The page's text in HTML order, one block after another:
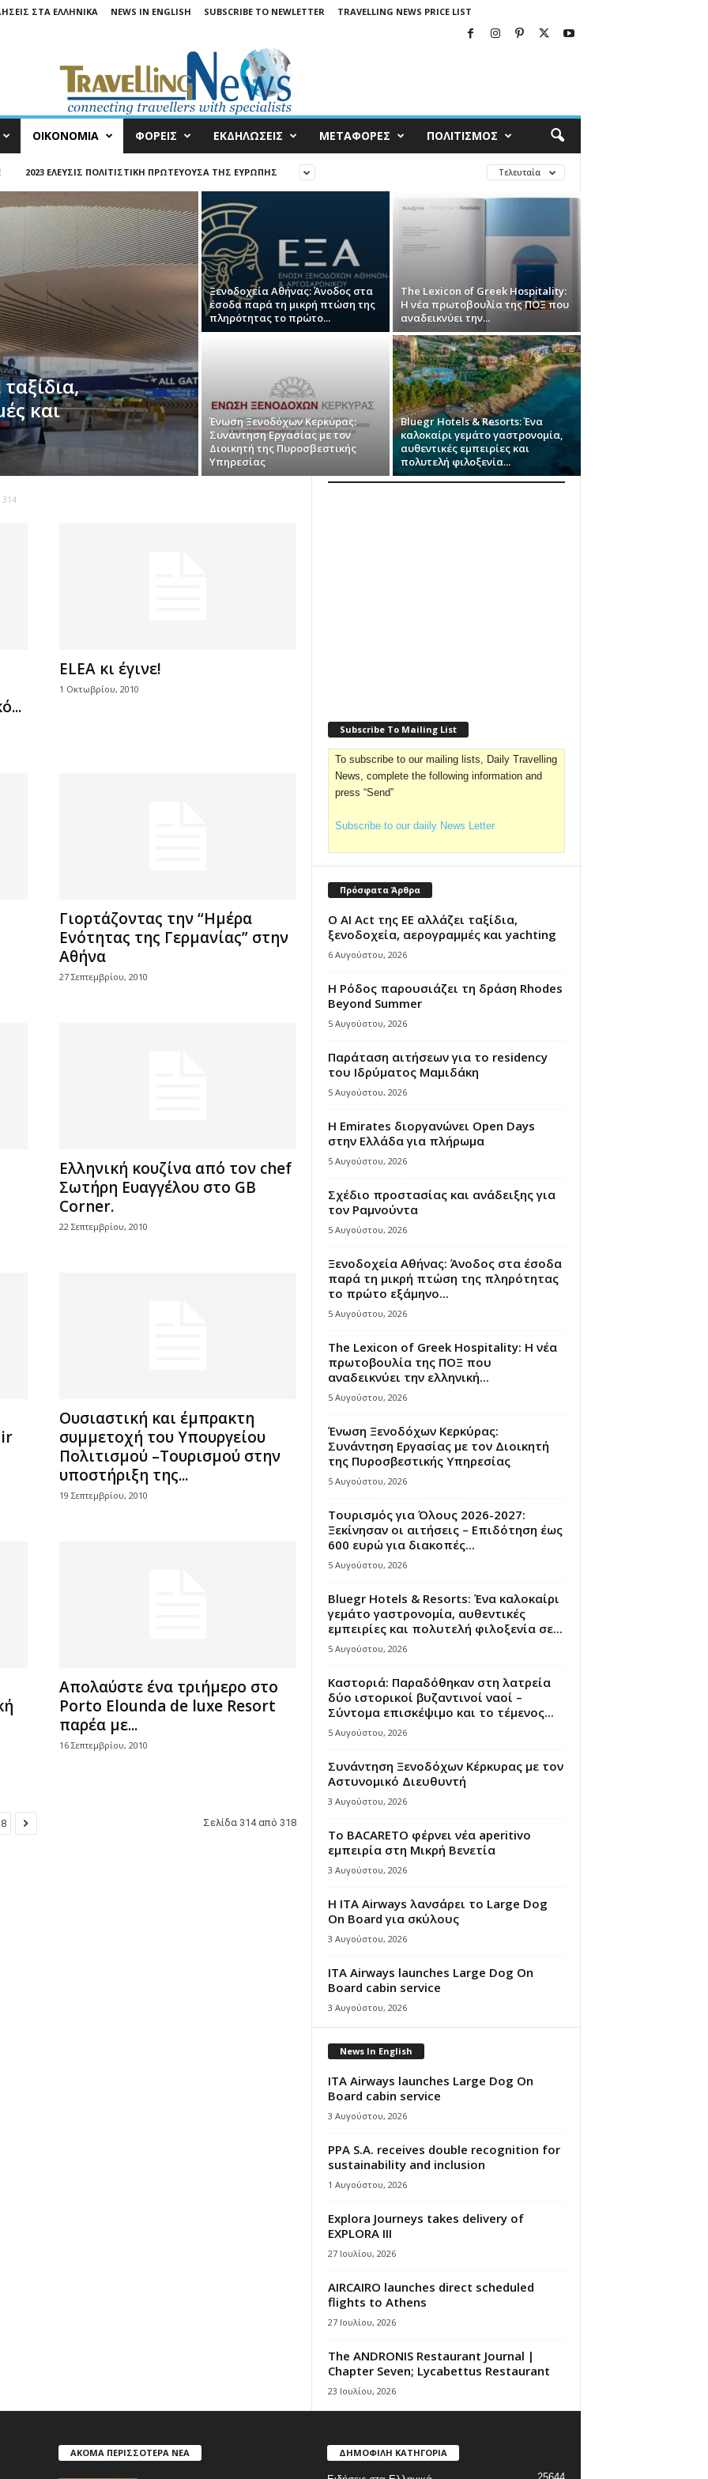
ΣΤΑ ΕΛΛΗΝΙΚΆ NEWS IN ENGLISH SUBSCRIBE TO NEWLETTER TRAVELLING NEWS PRICE LIST
ΟΙΚΟΝΟΜΙΑ ΦΟΡΕΙΣ ΕΚΔΗΛΩΣΕΙΣ ΜΕΤΑΦΟΡΕΣ ΠΟΛΙΤΙΣΜΟΣ
2023 ΕΛΕΥΣΊΣ ΠΟΛΙΤΙΣΤΙΚΉ ΠΡΩΤΕΎΟΥΣΑ ΤΗΣ ΕΥΡΏΠΗΣ Τελευταία
και
Ξενοδοχεία Αθήνας: Άνοδος στα
έσοδα παρά τη μικρή πτώση της
πληρότητας το πρώτο...
The Lexicon of Greek Hospitality:
Η νέα πρωτοβουλία της ΠΟΞ που
αναδεικνύει την...
Ένωση Ξενοδόχων Κερκύρας:
Συνάντηση Εργασίας με τον
Διοικητή της Πυροσβεστικής
Υπηρεσίας
Bluegr Hotels & Resorts: Ένα
καλοκαίρι γεμάτο γαστρονομία,
αυθεντικές εμπειρίες και
πολυτελή φιλοξενία...
314
ELEA κι έγινε!
1 Οκτωβρίου, 2010
Γιορτάζοντας την “Ημέρα
Ενότητας της Γερμανίας” στην
Αθήνα
27 Σεπτεμβρίου, 2010
Ελληνική κουζίνα από τον chef
Σωτήρη Ευαγγέλου στο GB
Corner.
22 Σεπτεμβρίου, 2010
Ουσιαστική και έμπρακτη
συμμετοχή του Υπουργείου
Πολιτισμού –Τουρισμού στην
υποστήριξη της...
19 Σεπτεμβρίου, 2010
Απολαύστε ένα τριήμερο στο
Porto Elounda de luxe Resort
παρέα με...
16 Σεπτεμβρίου, 2010
Σελίδα 314 από 318
Subscribe To Mailing List
To subscribe to our mailing lists, Daily Travelling
News, complete the following information and
press “Send”
Subscribe to our daiily News Letter
Πρόσφατα Άρθρα
Ο AI Act της ΕΕ αλλάζει ταξίδια,
ξενοδοχεία, αερογραμμές και yachting
6 Αυγούστου, 2026
Η Ρόδος παρουσιάζει τη δράση Rhodes
Beyond Summer
5 Αυγούστου, 2026
Παράταση αιτήσεων για το residency
του Ιδρύματος Μαμιδάκη
5 Αυγούστου, 2026
Η Emirates διοργανώνει Open Days
στην Ελλάδα για πλήρωμα
5 Αυγούστου, 2026
Σχέδιο προστασίας και ανάδειξης για
τον Ραμνούντα
5 Αυγούστου, 2026
Ξενοδοχεία Αθήνας: Άνοδος στα έσοδα
παρά τη μικρή πτώση της πληρότητας
το πρώτο εξάμηνο...
5 Αυγούστου, 2026
The Lexicon of Greek Hospitality: Η νέα
πρωτοβουλία της ΠΟΞ που
αναδεικνύει την ελληνική...
5 Αυγούστου, 2026
Ένωση Ξενοδόχων Κερκύρας:
Συνάντηση Εργασίας με τον Διοικητή
της Πυροσβεστικής Υπηρεσίας
5 Αυγούστου, 2026
Τουρισμός για Όλους 2026-2027:
Ξεκίνησαν οι αιτήσεις – Επιδότηση έως
600 ευρώ για διακοπές...
5 Αυγούστου, 2026
Bluegr Hotels & Resorts: Ένα καλοκαίρι
γεμάτο γαστρονομία, αυθεντικές
εμπειρίες και πολυτελή φιλοξενία σε...
5 Αυγούστου, 2026
Καστοριά: Παραδόθηκαν στη λατρεία
δύο ιστορικοί βυζαντινοί ναοί –
Σύντομα επισκέψιμο και το τέμενος...
5 Αυγούστου, 2026
Συνάντηση Ξενοδόχων Κέρκυρας με τον
Αστυνομικό Διευθυντή
3 Αυγούστου, 2026
Το BACARETO φέρνει νέα aperitivo
εμπειρία στη Μικρή Βενετία
3 Αυγούστου, 2026
Η ITA Airways λανσάρει το Large Dog
On Board για σκύλους
3 Αυγούστου, 2026
ITA Airways launches Large Dog On
Board cabin service
3 Αυγούστου, 2026
News In English
ITA Airways launches Large Dog On
Board cabin service
3 Αυγούστου, 2026
PPA S.A. receives double recognition for
sustainability and inclusion
1 Αυγούστου, 2026
Explora Journeys takes delivery of
EXPLORA III
27 Ιουλίου, 2026
AIRCAIRO launches direct scheduled
flights to Athens
27 Ιουλίου, 2026
The ANDRONIS Restaurant Journal |
Chapter Seven; Lycabettus Restaurant
23 Ιουλίου, 2026
ΑΚΟΜΑ ΠΕΡΙΣΣΟΤΕΡΑ ΝΕΑ ΔΗΜΟΦΙΛΗ ΚΑΤΗΓΟΡΙΑ